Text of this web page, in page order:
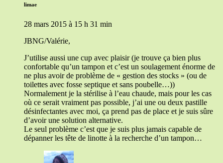
limae
28 mars 2015 à 15 h 31 min
JBNG/Valérie,
J’utilise aussi une cup avec plaisir (je trouve ça bien plus
confortable qu’un tampon et c’est un soulagement énorme de
ne plus avoir de problème de « gestion des stocks » (ou de
toilettes avec fosse septique et sans poubelle…))
Normalement je la stérilise à l’eau chaude, mais pour les cas
où ce serait vraiment pas possible, j’ai une ou deux pastille
désinfectantes avec moi, ça prend pas de place et je suis sûre
d’avoir une solution alternative.
Le seul problème c’est que je suis plus jamais capable de
dépanner les tête de linotte à la recherche d’un tampon…